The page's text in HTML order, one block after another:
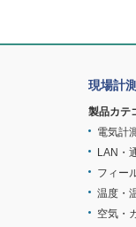
現場計
製品カテ
電気計
LAN・
フィー
温度・
空気・